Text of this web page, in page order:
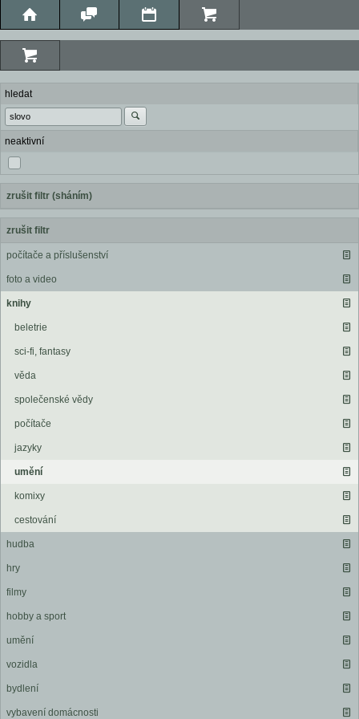
hledat
neaktivní
zrušit filtr (sháním)
zrušit filtr
počítače a příslušenství
foto a video
knihy
beletrie
sci-fi, fantasy
věda
společenské vědy
počítače
jazyky
umění
komixy
cestování
hudba
hry
filmy
hobby a sport
umění
vozidla
bydlení
vybavení domácnosti